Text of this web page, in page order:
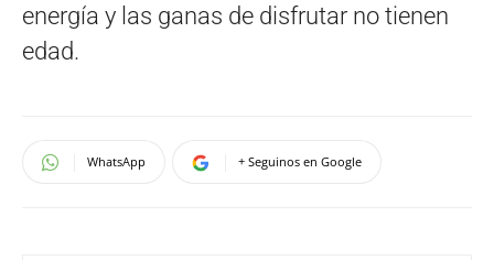
energía y las ganas de disfrutar no tienen
edad.
WhatsApp + Seguinos en Google